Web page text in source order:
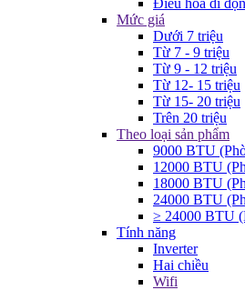
Mức giá
Dưới 7 triệu
Từ 7 - 9 triệu
Từ 9 - 12 triệu
Từ 12- 15 triệu
Từ 15- 20 triệu
Trên 20 triệu
Theo loại sản phẩm
9000 BTU
12000 BTU
18000 BTU
24000 BTU
≥ 24000 BTU
Tính năng
Inverter
Hai chiều
Wifi